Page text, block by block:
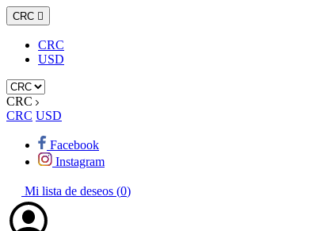
CRC 
CRC
USD
CRC
CRC USD
Facebook
Instagram
Mi lista de deseos (0)